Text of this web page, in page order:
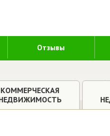
Отзывы
КОММЕРЧЕСКАЯ